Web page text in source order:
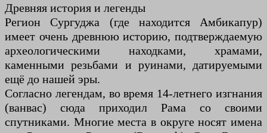
Древняя история и легенды
Регион Сургуджа (где находится Амбикапур)
имеет очень древнюю историю, подтверждаемую
археологическими находками, храмами,
каменными резьбами и руинами, датируемыми
ещё до нашей эры.
Согласно легендам, во время 14-летнего изгнания
(ванвас) сюда приходил Рама со своими
спутниками. Многие места в округе носят имена